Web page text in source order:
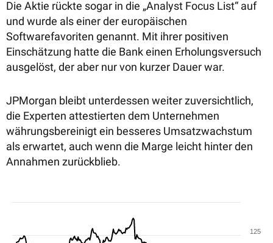
Die Aktie rückte sogar in die „Analyst Focus List“ auf
und wurde als einer der europäischen
Softwarefavoriten genannt. Mit ihrer positiven
Einschätzung hatte die Bank einen Erholungsversuch
ausgelöst, der aber nur von kurzer Dauer war.
JPMorgan bleibt unterdessen weiter zuversichtlich,
die Experten attestierten dem Unternehmen
währungsbereinigt ein besseres Umsatzwachstum
als erwartet, auch wenn die Marge leicht hinter den
Annahmen zurückblieb.
125